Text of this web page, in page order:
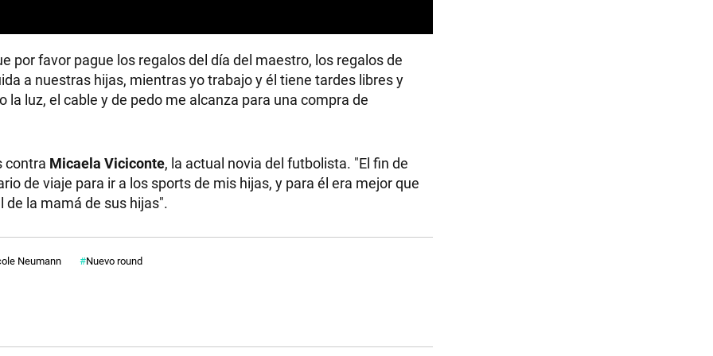
por favor pague los regalos del día del maestro, los regalos de
a nuestras hijas, mientras yo trabajo y él tiene tardes libres y
luz, el cable y de pedo me alcanza para una compra de
contra Micaela Viciconte, la actual novia del futbolista. "El fin de
de viaje para ir a los sports de mis hijas, y para él era mejor que
de la mamá de sus hijas".
Neumann Nuevo round